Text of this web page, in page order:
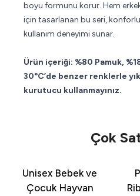
boyu formunu korur. Hem
için tasarlanan bu seri,
kullanım deneyimi sunar.
Ürün içeriği: %80 Pamuk,
30°C’de benzer renklerle
kurutucu kullanmayınız.
Çok
Unisex Bebek ve
Çocuk Hayvan